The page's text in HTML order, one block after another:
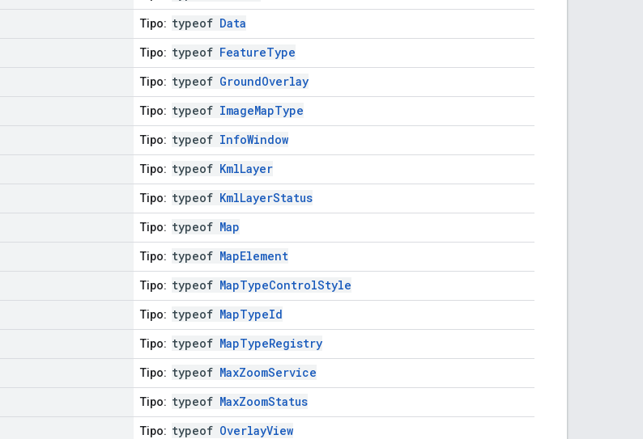
Tipo: typeof Data
Tipo: typeof FeatureType
Tipo: typeof GroundOverlay
Tipo: typeof ImageMapType
Tipo: typeof InfoWindow
Tipo: typeof KmlLayer
Tipo: typeof KmlLayerStatus
Tipo: typeof Map
Tipo: typeof MapElement
Tipo: typeof MapTypeControlStyle
Tipo: typeof MapTypeId
Tipo: typeof MapTypeRegistry
Tipo: typeof MaxZoomService
Tipo: typeof MaxZoomStatus
Tipo: typeof OverlayView